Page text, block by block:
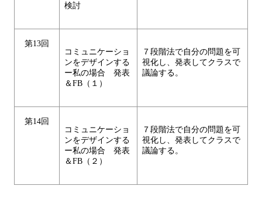
検討
第13回
コミュニケーショ
ンをデザインする
ー私の場合 発表
＆FB（１）
７段階法で自分の問題を可
視化し、発表してクラスで
議論する。
第14回
コミュニケーショ
ンをデザインする
ー私の場合 発表
＆FB（２）
７段階法で自分の問題を可
視化し、発表してクラスで
議論する。